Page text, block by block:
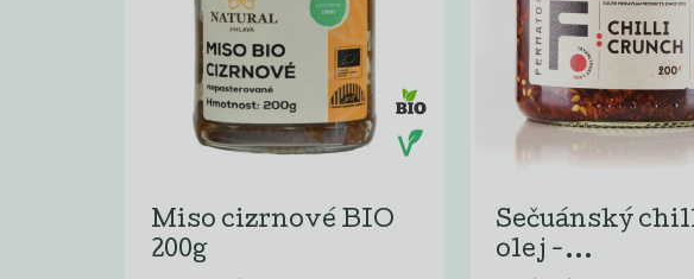
Miso cizrnové BIO
200g
Sečuánský
olej -...